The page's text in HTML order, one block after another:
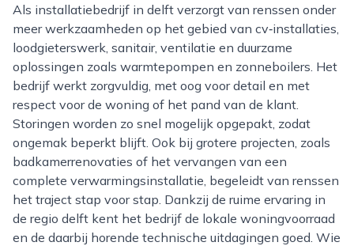
Als installatiebedrijf in delft verzorgt van renssen onder
meer werkzaamheden op het gebied van cv‑installaties,
loodgieterswerk, sanitair, ventilatie en duurzame
oplossingen zoals warmtepompen en zonneboilers. Het
bedrijf werkt zorgvuldig, met oog voor detail en met
respect voor de woning of het pand van de klant.
Storingen worden zo snel mogelijk opgepakt, zodat
ongemak beperkt blijft. Ook bij grotere projecten, zoals
badkamerrenovaties of het vervangen van een
complete verwarmingsinstallatie, begeleidt van renssen
het traject stap voor stap. Dankzij de ruime ervaring in
de regio delft kent het bedrijf de lokale woningvoorraad
en de daarbij horende technische uitdagingen goed. Wie